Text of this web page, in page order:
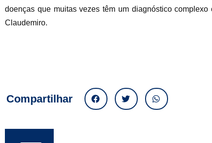
doenças que muitas vezes têm um diagnóstico
Claudemiro.
Compartilhar